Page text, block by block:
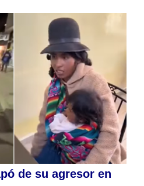
de su agresor en